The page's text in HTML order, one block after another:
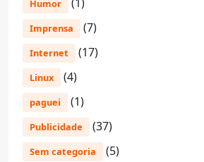
Humor
Imprensa (7)
Internet (17)
Linux (4)
paguei (1)
Publicidade (37)
Sem categoria (5)